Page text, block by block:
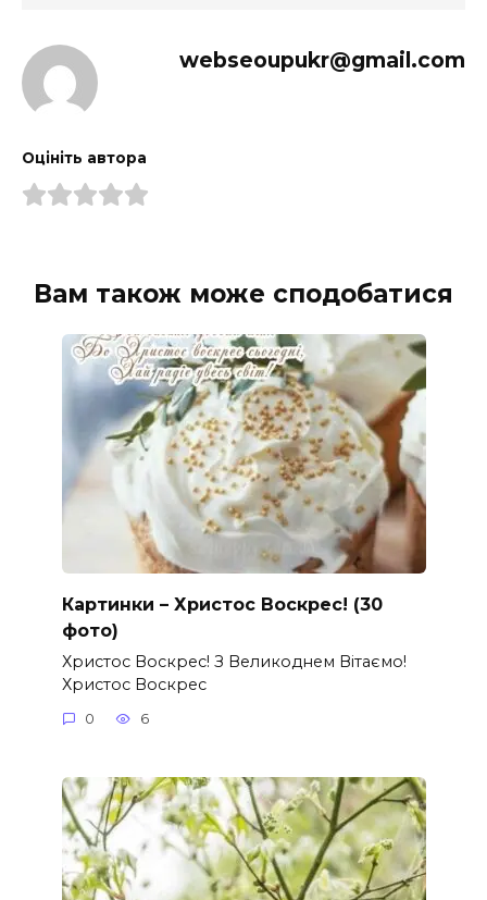
webseoupukr@gmail.com
Оцініть автора
Вам також може сподобатися
Картинки – Христос Воскрес! (30
фото)
Христос Воскрес! З Великоднем Вітаємо!
Христос Воскрес
0 6